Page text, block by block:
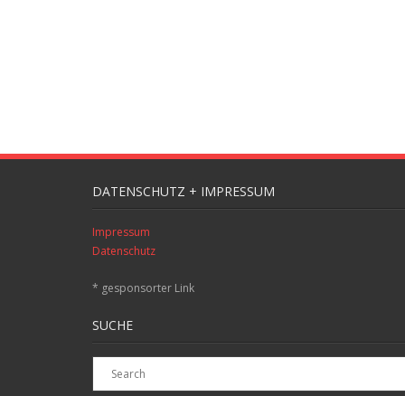
DATENSCHUTZ + IMPRESSUM
Impressum
Datenschutz
* gesponsorter Link
SUCHE